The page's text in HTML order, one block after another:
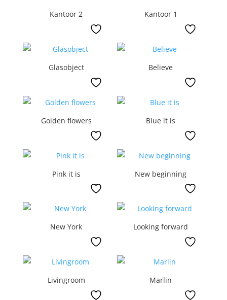
Kantoor 2 Kantoor 1
Glasobject Believe
Golden flowers Blue it is
Pink it is New beginning
New York Looking forward
Livingroom Marlin